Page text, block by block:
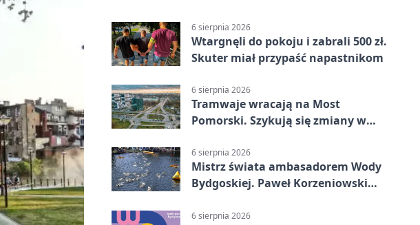
6 sierpnia 2026
Wtargnęli do pokoju i zabrali 500 zł.
Skuter miał przypaść napastnikom
6 sierpnia 2026
Tramwaje wracają na Most
Pomorski. Szykują się zmiany w
6 sierpnia 2026
Mistrz świata ambasadorem Wody
Bydgoskiej. Paweł Korzeniowski
6 sierpnia 2026